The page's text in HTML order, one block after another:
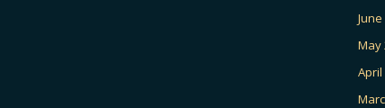
June
May
April